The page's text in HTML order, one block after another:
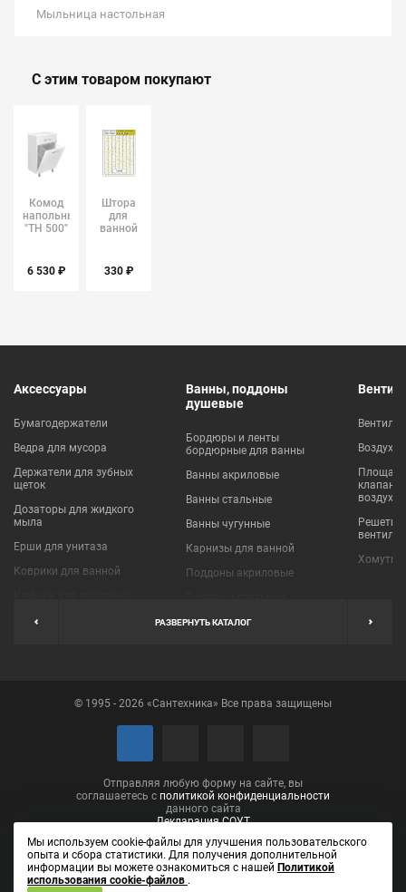
Мыльница настольная
С этим товаром покупают
Комод
напольный
"ТН 500"
Style
6 530 ₽
Штора
для
ванной
330 ₽
Аксессуары
Бумагодержатели
Ведра для мусора
Держатели для зубных
щеток
Дозаторы для жидкого
мыла
Ерши для унитаза
Коврики для ванной
Мыльницы
Полотенцедержатели
Сушилки для белья
Ванны, поддоны
душевые
Бордюры и ленты
бордюрные для ванны
Ванны акриловые
Ванны стальные
Ванны чугунные
Карнизы для ванной
Поддоны акриловые
Пробки для ванн
клапаны
Решетки
Хомуты
РАЗВЕРНУТЬ КАТАЛОГ
© 1995 - 2026 «Сантехника» Все права защищены
Отправляя любую форму на сайте, вы
соглашаетесь с политикой конфиденциальности
данного сайта
Декларация СОУТ
Мы используем cookie-файлы для улучшения пользовательского
опыта и сбора статистики. Для получения дополнительной
информации вы можете ознакомиться с нашей Политикой
использования cookie-файлов .